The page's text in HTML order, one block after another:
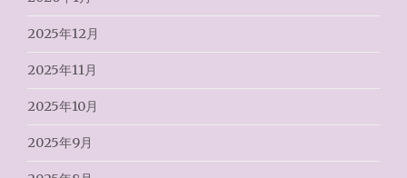
2025年12月
2025年11月
2025年10月
2025年9月